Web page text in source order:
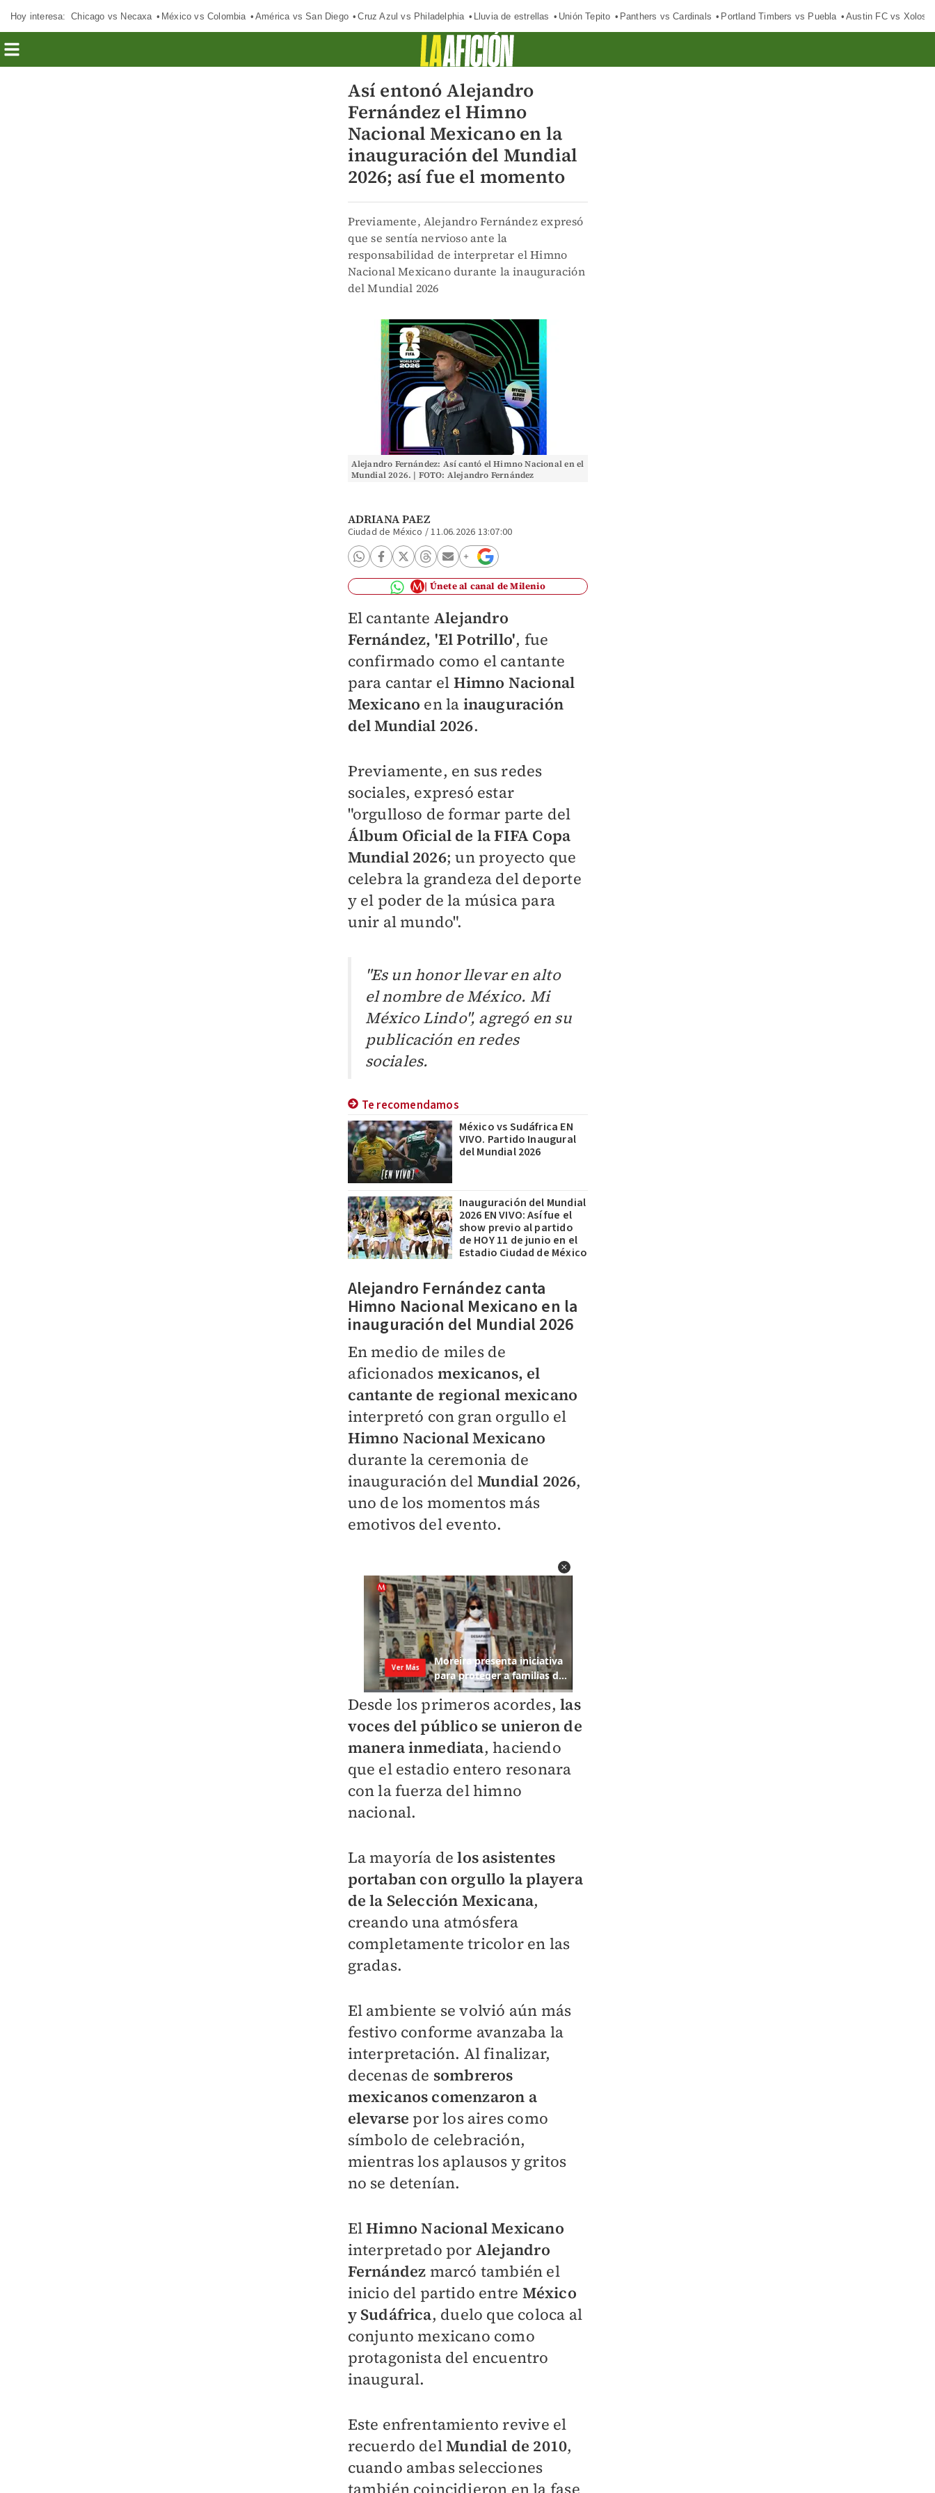
Hoy interesa: Chicago vs Necaxa México vs Colombia América vs San Diego Cruz Azul vs Philadelphia Lluvia de estrellas Unión Tepito Panthers vs Cardinals Portland Timbers vs Puebla Austin FC vs Xolos
Así entonó Alejandro
Fernández el Himno
Nacional Mexicano en la
inauguración del Mundial
2026; así fue el momento
Previamente, Alejandro Fernández expresó
que se sentía nervioso ante la
responsabilidad de interpretar el Himno
Nacional Mexicano durante la inauguración
del Mundial 2026
Alejandro Fernández: Así cantó el Himno Nacional en el
Mundial 2026. | FOTO: Alejandro Fernández
ADRIANA PAEZ
Ciudad de México /11.06.2026 13:07:00
Únete al canal de Milenio
El cantante Alejandro
Fernández, 'El Potrillo', fue
confirmado como el cantante
para cantar el Himno Nacional
Mexicano en la inauguración
del Mundial 2026.
Previamente, en sus redes
sociales, expresó estar
"orgulloso de formar parte del
Álbum Oficial de la FIFA Copa
Mundial 2026; un proyecto que
celebra la grandeza del deporte
y el poder de la música para
unir al mundo".
"Es un honor llevar en alto
el nombre de México. Mi
México Lindo", agregó en su
publicación en redes
sociales.
Te recomendamos
México vs Sudáfrica EN
VIVO. Partido Inaugural
del Mundial 2026
Inauguración del Mundial
2026 EN VIVO: Así fue el
show previo al partido
de HOY 11 de junio en el
Estadio Ciudad de México
Alejandro Fernández canta
Himno Nacional Mexicano en la
inauguración del Mundial 2026
En medio de miles de
aficionados mexicanos, el
cantante de regional mexicano
interpretó con gran orgullo el
Himno Nacional Mexicano
durante la ceremonia de
inauguración del Mundial 2026,
uno de los momentos más
emotivos del evento.
Desde los primeros acordes,las
voces del público se unieron de
manera inmediata, haciendo
que el estadio entero resonara
con la fuerza del himno
nacional.
La mayoría de los asistentes
portaban con orgullo la playera
de la Selección Mexicana,
creando una atmósfera
completamente tricolor en las
gradas.
El ambiente se volvió aún más
festivo conforme avanzaba la
interpretación. Al finalizar,
decenas de sombreros
mexicanos comenzaron a
elevarse por los aires como
símbolo de celebración,
mientras los aplausos y gritos
no se detenían.
ElHimno Nacional Mexicano
interpretado por Alejandro
Fernández marcó también el
inicio del partido entre México
y Sudáfrica, duelo que coloca al
conjunto mexicano como
protagonista del encuentro
inaugural.
Este enfrentamiento revive el
recuerdo delMundial de 2010,
cuando ambas selecciones